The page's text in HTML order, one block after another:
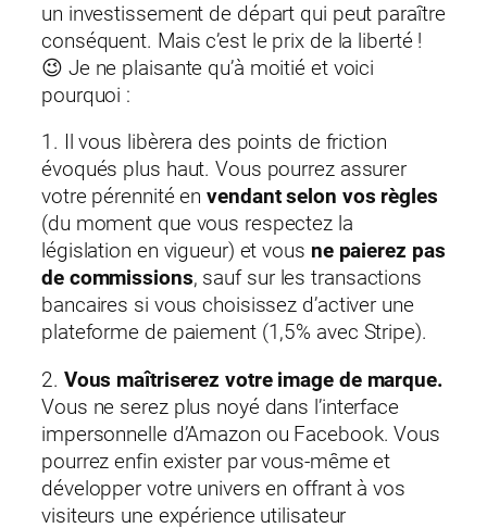
un investissement de départ qui peut paraître
conséquent. Mais c’est le prix de la liberté !
😉 Je ne plaisante qu’à moitié et voici
pourquoi :
1. Il vous libèrera des points de friction
évoqués plus haut. Vous pourrez assurer
votre pérennité envendant selon vos règles
(du moment que vous respectez la
législation en vigueur) et vous ne paierez pas
de commissions, sauf sur les transactions
bancaires si vous choisissez d’activer une
plateforme de paiement (1,5% avec Stripe).
2. Vous maîtriserez votre image de marque.
Vous ne serez plus noyé dans l’interface
impersonnelle d’Amazon ou Facebook. Vous
pourrez enfin exister par vous-même et
développer votre univers en offrant à vos
visiteurs une expérience utilisateur